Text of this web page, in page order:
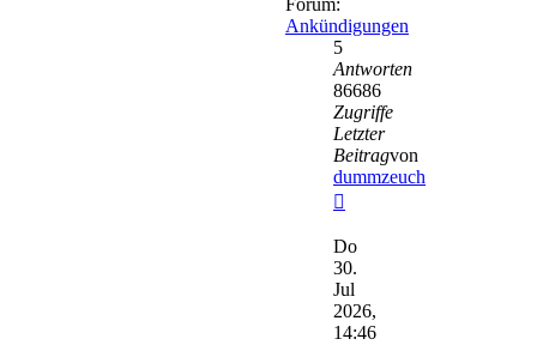
Forum:
Ankündigungen
5
Antworten
86686
Zugriffe
Letzter
Beitragvon
dummzeuch
Beitrag
Do
30.
Jul
2026,
14:46